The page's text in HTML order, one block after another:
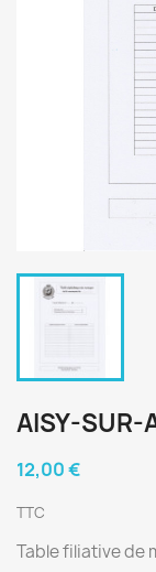
AISY-SUR-
12,00 €
TTC
Table filiative de